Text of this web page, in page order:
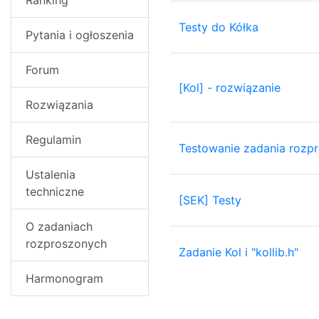
Pytania i ogłoszenia
Forum
Rozwiązania
Regulamin
Ustalenia
techniczne
O zadaniach
rozproszonych
Harmonogram
Testy do Kółka
[Kol] - rozwiązanie
Testowanie zadania
[SEK] Testy
Zadanie Kol i "kollib.h"